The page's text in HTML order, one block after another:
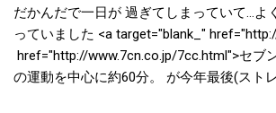
だかんだで一日が 過ぎてしまっていて…よ
っていました <a target="blank_"
href="http://www.7cn.co.jp/7cc.html">セ
の運動を中心に約60分。 が今年最後(スト